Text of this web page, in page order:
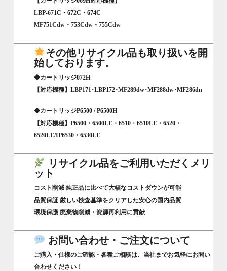
LBP-671C・672C・674C
MF751Cdw・753Cdw・755Cdw
その他リサイクル品も取り扱いを開
始しております。
◆カートリッジ072H
【対応機種】LBP171･LBP172･MF289dw･MF288dw･MF286dn
◆カートリッジP6500 / P6500H
【対応機種】P6500・6500LE・6510・6510LE・6520・
6520LE/IP6530・6530LE
リサイクル品をご利用いただくメリ
ット
コスト削減 純正品に比べて大幅なコストダウンが可能
品質保証 厳しい検査基準をクリアした安心の国内品質
環境保護 廃棄物削減・資源再利用に貢献
お問い合わせ・ご注文について
ご購入・仕様のご確認・各種ご相談は、当社までお気軽にお問い
合わせください！